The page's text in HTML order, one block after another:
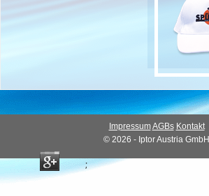
ImpressumAGBs Kontakt
© 2026 - Iptor Austria GmbH
;